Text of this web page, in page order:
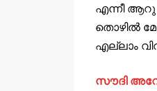
എന്നീ ആറു
തൊഴിൽ
എല്ലാം
സൗദി